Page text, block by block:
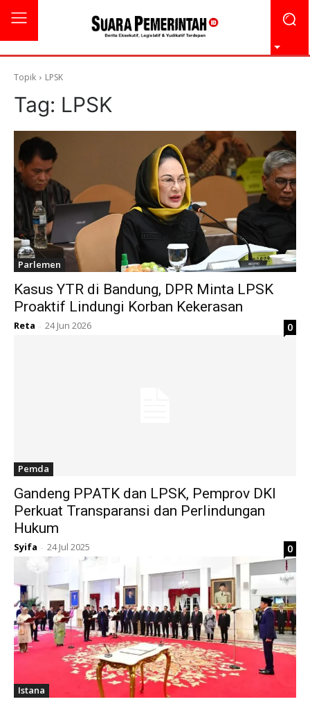
Topik LPSK
Tag: LPSK
Parlemen
Kasus YTR di Bandung, DPR Minta LPSK
Proaktif Lindungi Korban Kekerasan
Reta - 24 Jun 2026 0
Pemda
Gandeng PPATK dan LPSK, Pemprov DKI
Perkuat Transparansi dan Perlindungan
Hukum
Syifa - 24 Jul 2025 0
Istana